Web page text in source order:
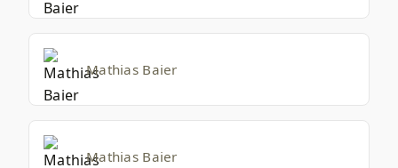
Mathias Baier
Mathias Baier